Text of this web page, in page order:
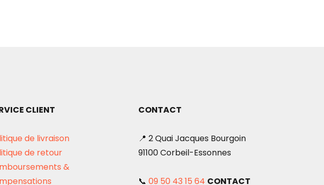
CLIENT
de livraison
de retour
&
CONTACT
📍 2 Quai Jacques Bourgoin
91100 Corbeil-Essonnes
📞 09 50 43 15 64 CONTACT